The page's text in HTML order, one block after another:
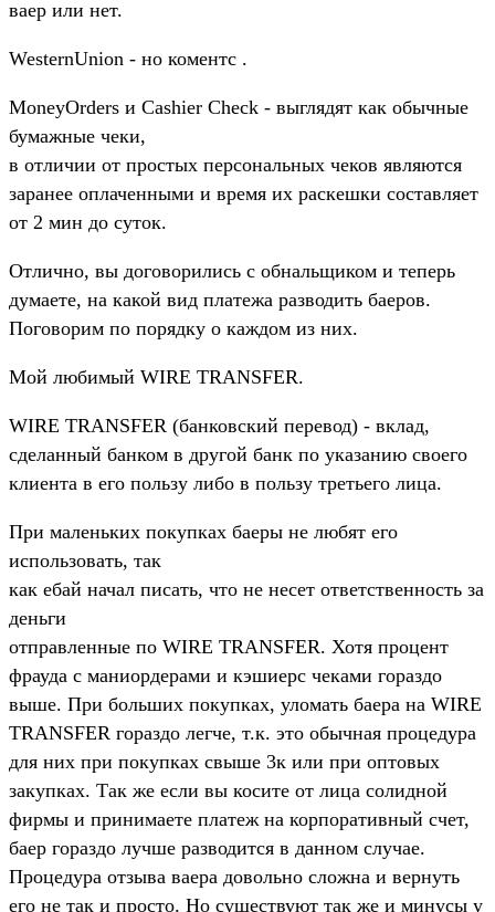
ваер или нет.
WesternUnion - но коментс .
MoneyOrders и Сashier Сheck - выглядят как обычные
бумажные чеки,
в отличии от простых персональных чеков являются
заранее оплаченными и время их раскешки составляет
от 2 мин до суток.
Отлично, вы договорились с обнальщиком и теперь
думаете, на какой вид платежа разводить баеров.
Поговорим по порядку о каждом из них.
Мой любимый WIRE TRANSFER.
WIRE TRANSFER (банковский перевод) - вклад,
сделанный банком в другой банк по указанию своего
клиента в его пользу либо в пользу третьего лица.
При маленьких покупках баеры не любят его
использовать, так
как ебай начал писать, что не несет ответственность за
деньги
отправленные по WIRE TRANSFER. Хотя процент
фрауда с маниордерами и кэшиерс чеками гораздо
выше. При больших покупках, уломать баера на WIRE
TRANSFER гораздо легче, т.к. это обычная процедура
для них при покупках свыше 3к или при оптовых
закупках. Так же если вы косите от лица солидной
фирмы и принимаете платеж на корпоративный счет,
баер гораздо лучше разводится в данном случае.
Процедура отзыва ваера довольно сложна и вернуть
его не так и просто. Но существуют так же и минусы у